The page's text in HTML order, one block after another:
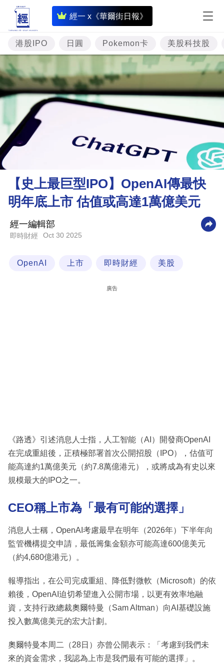
經一 x《華爾街日報》
即
時
財
經
題
投
財
商
科
區
港股IPO 日圓 Pokemon卡 美股科技股
【史上最巨型IPO】OpenAI傳最快
明年底上市 估值或高達1萬億美元
經一編輯部
即時財經 Oct 30 2025
OpenAI 上市 即時財經 美股
廣告
《路透》引述消息人士指，人工智能（AI）開發商OpenAI
在完成重組後，正積極部署首次公開招股（IPO），估值可
能高達約1萬億美元（約7.8萬億港元），或將成為有史以來
規模最大的IPO之一。
CEO稱上市為「最有可能的選擇」
消息人士稱，OpenAI考慮最早在明年（2026年）下半年向
監管機構提交申請，最低籌集金額亦可能高達600億美元
（約4,680億港元）。
報導指出，在公司完成重組、降低對微軟（Microsoft）的依
賴後，OpenAI迫切希望進入公開市場，以更有效率地融
資，支持行政總裁奧爾特曼（Sam Altman）向AI基礎設施
投入數萬億美元的宏大計劃。
奧爾特曼本周二（28日）亦曾公開表示：「考慮到我們未
來的資金需求，我認為上市是我們最有可能的選擇」。